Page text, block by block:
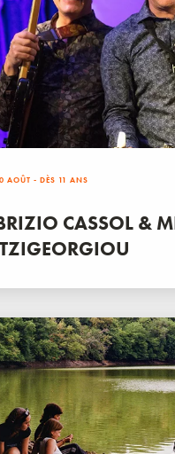
AOÛT - DÈS 11 ANS
CASSOL &